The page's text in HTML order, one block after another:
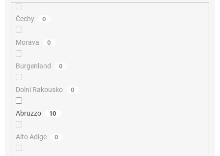
Čechy 0
Morava 0
Burgenland 0
Dolní Rakousko 0
Abruzzo 10
Alto Adige 0